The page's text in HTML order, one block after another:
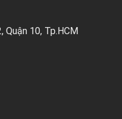
Quận 10, Tp.HCM